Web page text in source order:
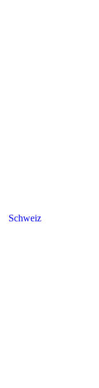
Schweiz